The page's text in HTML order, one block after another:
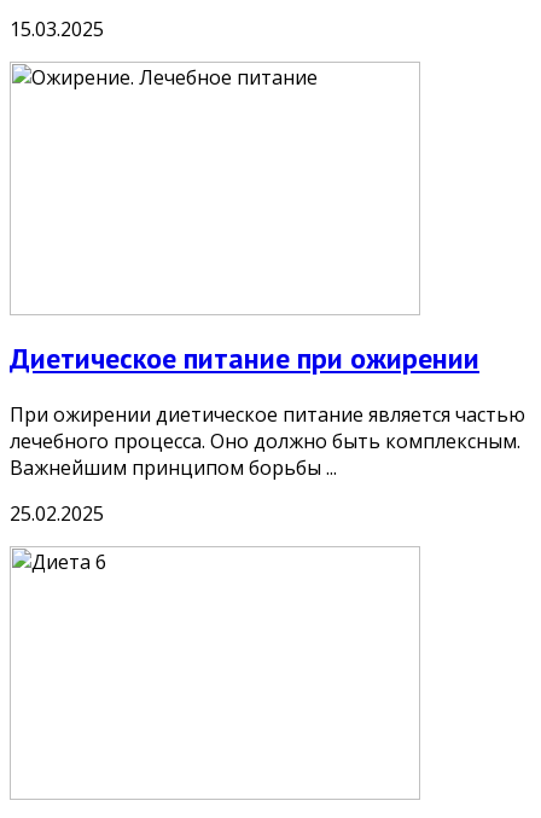
15.03.2025
Диетическое питание при ожирении
При ожирении диетическое питание является частью
лечебного процесса. Оно должно быть комплексным.
Важнейшим принципом борьбы ...
25.02.2025